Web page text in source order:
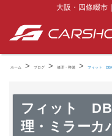
大阪・四條畷市
ホーム > ブログ > 修理・整備 > フィット
フィット
理・ミラー